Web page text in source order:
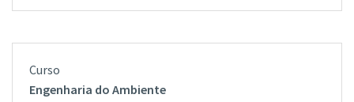
Engenharia do Ambiente